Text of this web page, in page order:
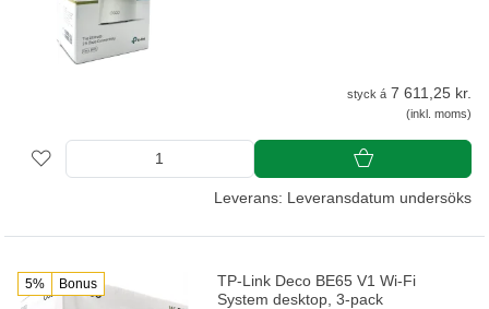
styck á 7 611,25 kr.
(inkl. moms)
Leverans: Leveransdatum undersöks
5% Bonus
TP-Link Deco BE65 V1 Wi-Fi
System desktop, 3-pack